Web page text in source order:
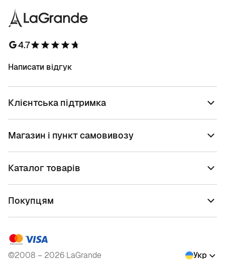
4.7
Написати відгук
Клієнтська підтримка
Магазин і пункт самовивозу
Каталог товарів
Покупцям
©2008 – 2026 LaGrande
Укр